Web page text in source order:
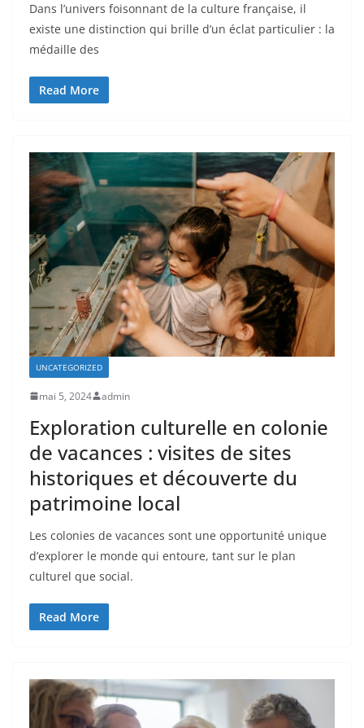
Dans l’univers foisonnant de la culture française, il
existe une distinction qui brille d’un éclat particulier : la
médaille des
Read More
UNCATEGORIZED
mai 5, 2024 admin
Exploration culturelle en colonie
de vacances : visites de sites
historiques et découverte du
patrimoine local
Les colonies de vacances sont une opportunité unique
d’explorer le monde qui entoure, tant sur le plan
culturel que social.
Read More